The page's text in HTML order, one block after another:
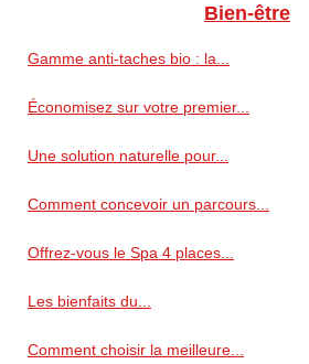
Bien-être
Gamme anti‑taches bio : la...
Économisez sur votre premier...
Une solution naturelle pour...
Comment concevoir un parcours...
Offrez-vous le Spa 4 places...
Les bienfaits du...
Comment choisir la meilleure...